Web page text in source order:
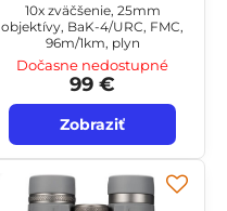
10x zväčšenie, 25mm
objektívy, BaK-4/URC, FMC,
96m/1km, plyn
Dočasne nedostupné
99 €
Zobraziť